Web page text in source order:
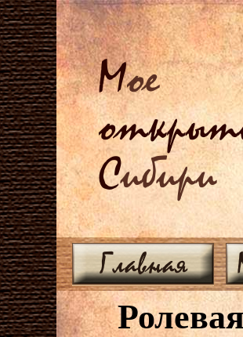
Мое
Сибири
Главная